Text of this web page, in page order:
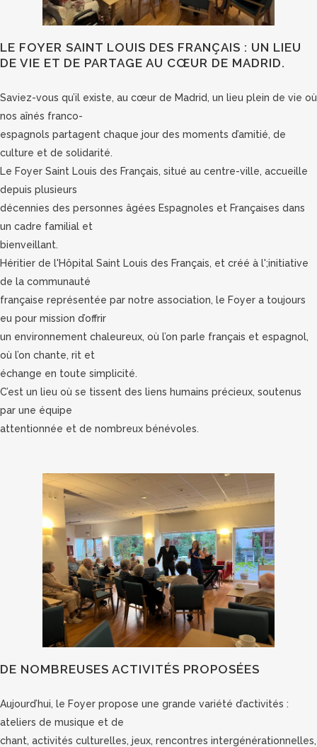
LE FOYER SAINT LOUIS DES FRANÇAIS : UN LIEU
DE VIE ET DE PARTAGE AU CŒUR DE MADRID.
Saviez-vous qu’il existe, au cœur de Madrid, un lieu plein de vie où
nos aînés franco-
espagnols partagent chaque jour des moments d’amitié, de
culture et de solidarité.
Le Foyer Saint Louis des Français, situé au centre-ville, accueille
depuis plusieurs
décennies des personnes âgées Espagnoles et Françaises dans
un cadre familial et
bienveillant.
Héritier de l'Hôpital Saint Louis des Français, et créé à l';initiative
de la communauté
française représentée par notre association, le Foyer a toujours
eu pour mission d’offrir
un environnement chaleureux, où l’on parle français et espagnol,
où l’on chante, rit et
échange en toute simplicité.
C’est un lieu où se tissent des liens humains précieux, soutenus
par une équipe
attentionnée et de nombreux bénévoles.
DE NOMBREUSES ACTIVITÉS PROPOSÉES
Aujourd’hui, le Foyer propose une grande variété d’activités :
ateliers de musique et de
chant, activités culturelles, jeux, rencontres intergénérationnelles,